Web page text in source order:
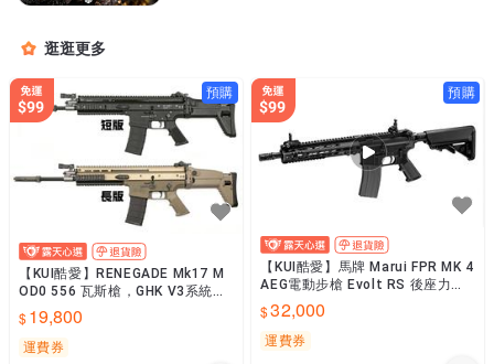
逛逛更多
預購
【KUI酷愛】RENEGADE Mk17 M
OD0 556 瓦斯槍，GHK V3系統，
SCAR GBB~KUI738
19,800
運費券
預購
【KUI酷愛】馬牌 Marui FPR MK 4
AEG電動步槍 Evolt RS 後座力，
M4 AR 美軍~55257
32,000
運費券